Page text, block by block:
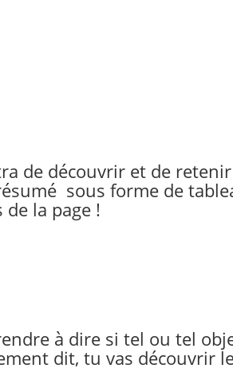
de découvrir et de
sous forme de
de la page !
à dire si tel ou tel
dit, tu vas découvrir